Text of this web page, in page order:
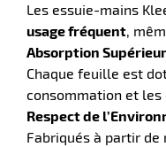
Les essuie-mains
usage fréquent,
Absorption
Chaque feuille est
consommation et
Respect de
Fabriqués à partir